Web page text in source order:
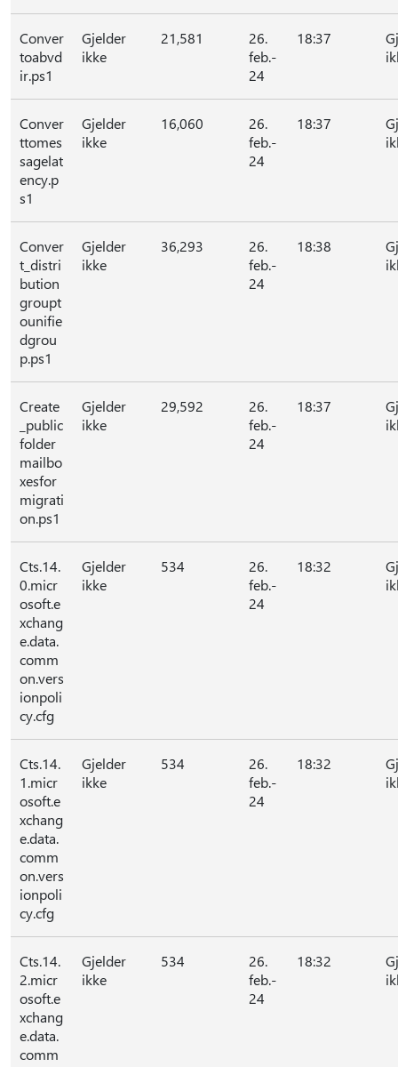
Conver
toabvd
ir.ps1
Gjelder
ikke
21,581
26.
feb.-
24
18:37
Conver
ttomes
sagelat
ency.p
s1
Gjelder
ikke
16,060
26.
feb.-
24
18:37
Conver
t_distri
bution
groupt
ounifie
dgrou
p.ps1
Gjelder
ikke
36,293
26.
feb.-
24
18:38
Create
_public
folder
mailbo
xesfor
migrati
on.ps1
Gjelder
ikke
29,592
26.
feb.-
24
18:37
Cts.14.
0.micr
osoft.e
xchang
e.data.
comm
on.vers
ionpoli
cy.cfg
Gjelder
ikke
534
26.
feb.-
24
18:32
Cts.14.
1.micr
osoft.e
xchang
e.data.
comm
on.vers
ionpoli
cy.cfg
Gjelder
ikke
534
26.
feb.-
24
18:32
Cts.14.
2.micr
osoft.e
xchang
e.data.
comm
Gjelder
ikke
534
26.
feb.-
24
18:32